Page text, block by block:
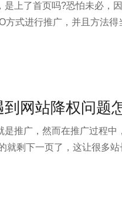
上了首页吗?恐怕未必，
方式进行推广，并且方法
被移动互联网取代，网络
网站降权问题
是推广，然而在推广过程
就剩下一页了，这让很多